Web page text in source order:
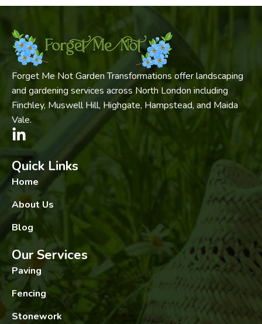
Forget Me Not Garden Transformations offer landscaping
and gardening services across North London including
Finchley, Muswell Hill, Highgate, Hampstead, and Maida
Vale.
Quick Links
Home
About Us
Blog
Our Services
Paving
Fencing
Stonework